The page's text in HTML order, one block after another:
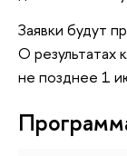
Заявки будут
О результатах
не позднее 1